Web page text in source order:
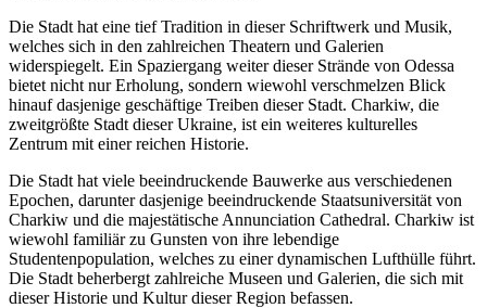
Die Stadt hat eine tief Tradition in dieser Schriftwerk und Musik,
welches sich in den zahlreichen Theatern und Galerien
widerspiegelt. Ein Spaziergang weiter dieser Strände von Odessa
bietet nicht nur Erholung, sondern wiewohl verschmelzen Blick
hinauf dasjenige geschäftige Treiben dieser Stadt. Charkiw, die
zweitgrößte Stadt dieser Ukraine, ist ein weiteres kulturelles
Zentrum mit einer reichen Historie.
Die Stadt hat viele beeindruckende Bauwerke aus verschiedenen
Epochen, darunter dasjenige beeindruckende Staatsuniversität von
Charkiw und die majestätische Annunciation Cathedral. Charkiw ist
wiewohl familiär zu Gunsten von ihre lebendige
Studentenpopulation, welches zu einer dynamischen Lufthülle führt.
Die Stadt beherbergt zahlreiche Museen und Galerien, die sich mit
dieser Historie und Kultur dieser Region befassen.